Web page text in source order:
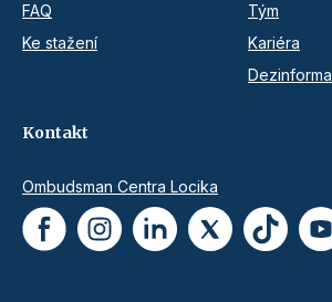
FAQ
Ke stažení
Tým
Kariéra
Kontakt
Ombudsman Centra Locika